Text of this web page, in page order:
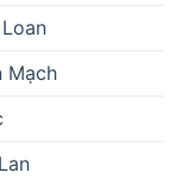
Mạch